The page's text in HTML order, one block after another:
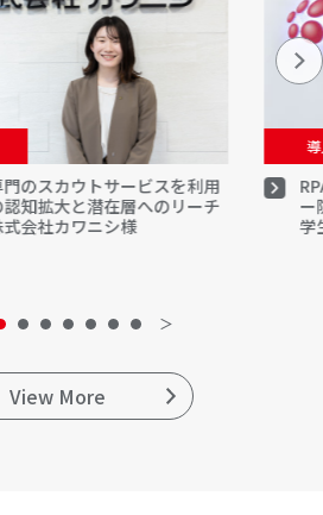
のスカウトサービスを利用
認知拡大と潜在層へのリーチ
会社カワニシ様
ー
学
＞
View More